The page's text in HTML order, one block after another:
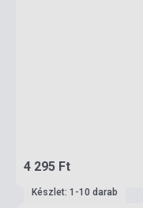
4 295 Ft
Készlet: 1-10 darab